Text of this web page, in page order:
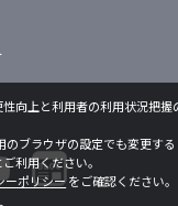
向上と利用者の利用状況把
ブラウザの設定でも変更す
利用ください。
ーポリシーをご確認ください。